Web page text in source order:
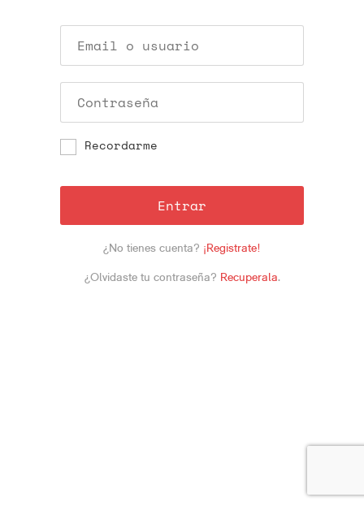
Recordarme
Entrar
¿No tienes cuenta? ¡Registrate!
¿Olvidaste tu contraseña? Recuperala.